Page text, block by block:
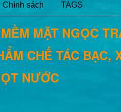
Chính sách TAGS
MẶT NGỌC
CHẾ TÁC BẠC,
NƯỚC